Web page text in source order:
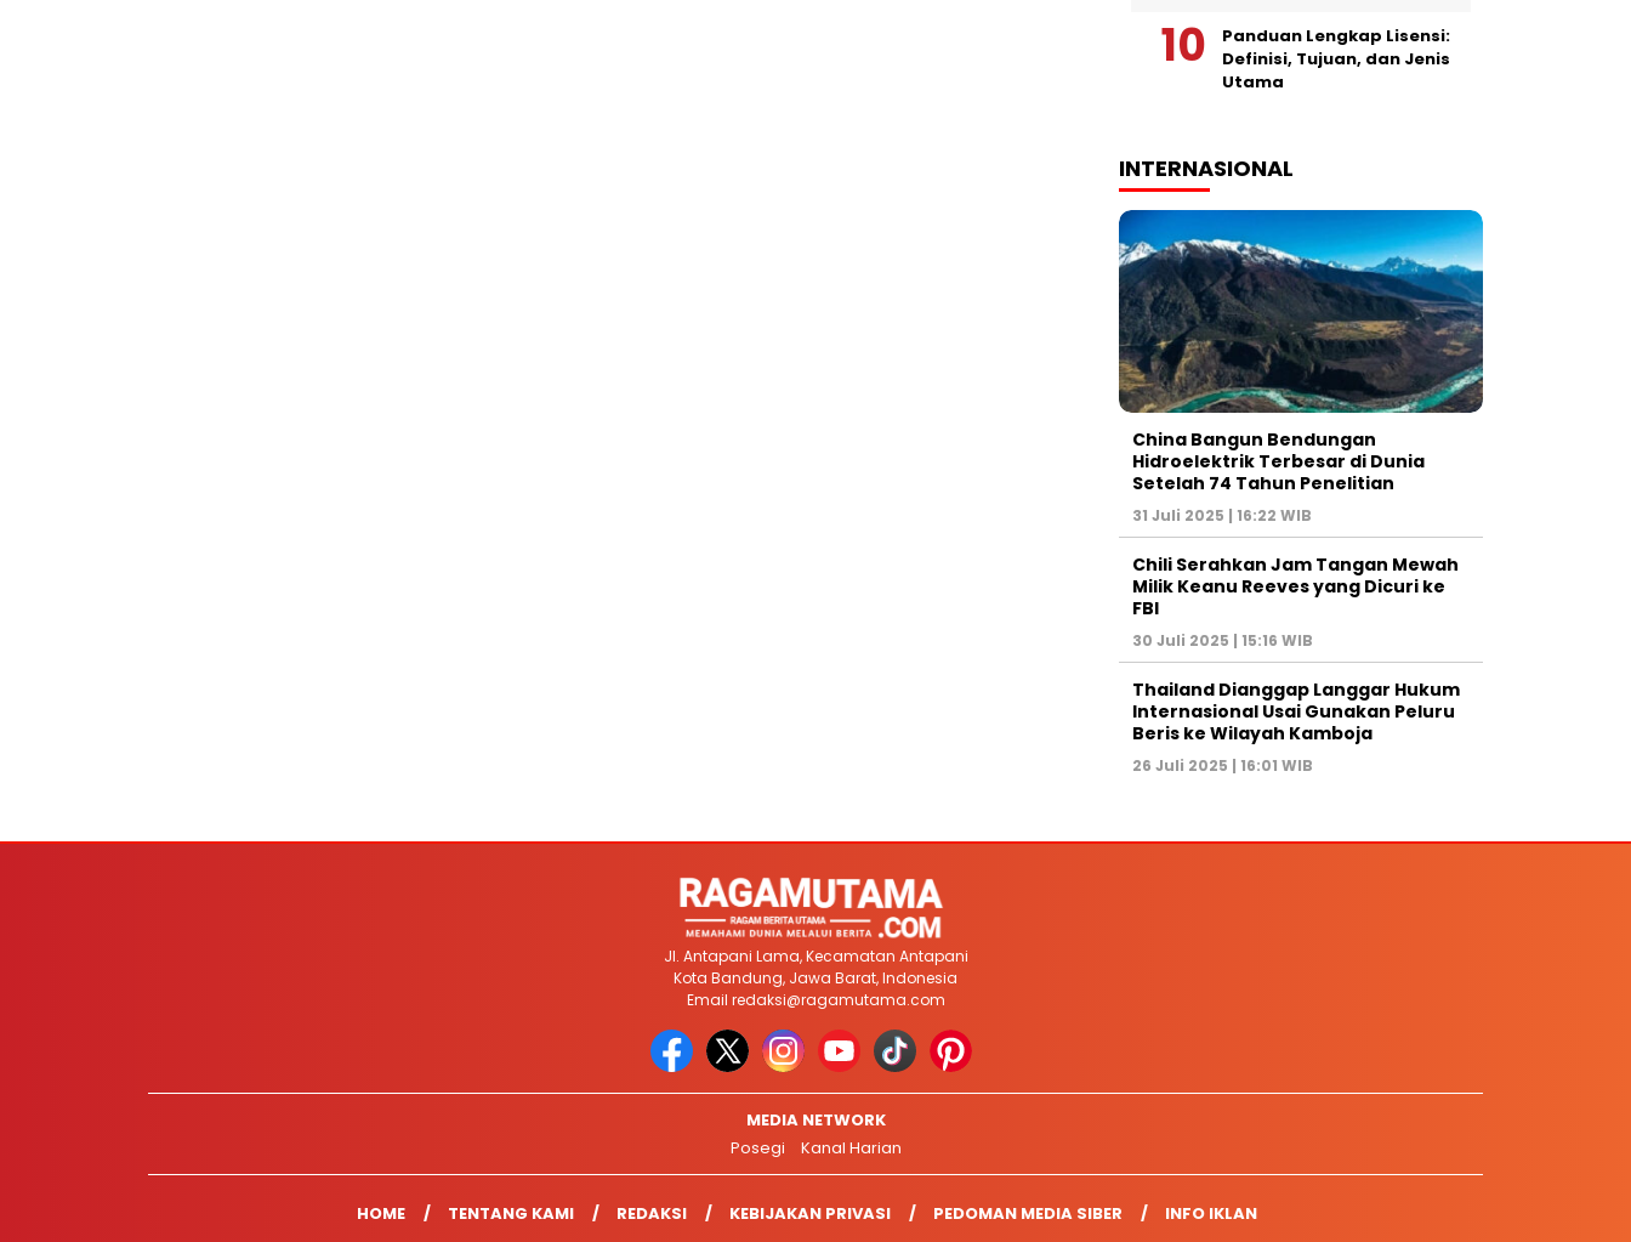
Panduan Lengkap Lisensi:
Definisi, Tujuan, dan Jenis
Utama
INTERNASIONAL
China Bangun Bendungan
Hidroelektrik Terbesar di Dunia
Setelah 74 Tahun Penelitian
31 Juli 2025 | 16:22 WIB
Chili Serahkan Jam Tangan Mewah
Milik Keanu Reeves yang Dicuri ke
FBI
30 Juli 2025 | 15:16 WIB
Thailand Dianggap Langgar Hukum
Internasional Usai Gunakan Peluru
Beris ke Wilayah Kamboja
26 Juli 2025 | 16:01 WIB
Jl. Antapani Lama, Kecamatan Antapani
Kota Bandung, Jawa Barat, Indonesia
Email redaksi@ragamutama.com
MEDIA NETWORK
Posegi
Kanal Harian
HOME TENTANG KAMI REDAKSI KEBIJAKAN PRIVASI PEDOMAN MEDIA SIBER INFO IKLAN